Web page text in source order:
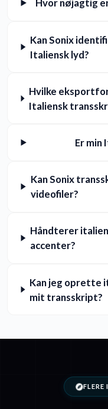
Hvor nøjagtig
Kan Sonix
Italiensk lyd?
Hvilke
Italiensk
Er min
Kan Sonix
videofiler?
Håndterer
accenter?
Kan jeg oprette
mit transskript?
FLERE